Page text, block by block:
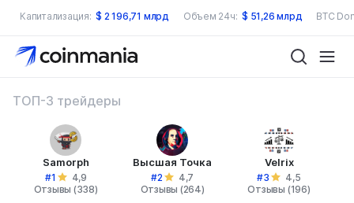
Капитализация: $ 2 196,71 млрд Объем 24ч: $ 51,26 млрд BTC
ТОП-3 трейдеры
Samorph
#1
4,9
Отзывы (338)
Высшая Точка
#2
4,7
Отзывы (264)
Velrix
#3
4,5
Отзывы (196)